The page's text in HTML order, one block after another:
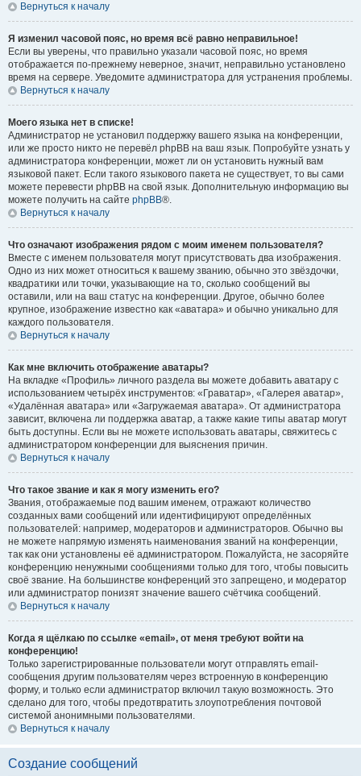
Вернуться к началу
Я изменил часовой пояс, но время всё равно неправильное!
Если вы уверены, что правильно указали часовой пояс, но время
отображается по-прежнему неверное, значит, неправильно установлено
время на сервере. Уведомите администратора для устранения проблемы.
Вернуться к началу
Моего языка нет в списке!
Администратор не установил поддержку вашего языка на конференции,
или же просто никто не перевёл phpBB на ваш язык. Попробуйте узнать у
администратора конференции, может ли он установить нужный вам
языковой пакет. Если такого языкового пакета не существует, то вы сами
можете перевести phpBB на свой язык. Дополнительную информацию вы
можете получить на сайте phpBB®.
Вернуться к началу
Что означают изображения рядом с моим именем пользователя?
Вместе с именем пользователя могут присутствовать два изображения.
Одно из них может относиться к вашему званию, обычно это звёздочки,
квадратики или точки, указывающие на то, сколько сообщений вы
оставили, или на ваш статус на конференции. Другое, обычно более
крупное, изображение известно как «аватара» и обычно уникально для
каждого пользователя.
Вернуться к началу
Как мне включить отображение аватары?
На вкладке «Профиль» личного раздела вы можете добавить аватару с
использованием четырёх инструментов: «Граватар», «Галерея аватар»,
«Удалённая аватара» или «Загружаемая аватара». От администратора
зависит, включена ли поддержка аватар, а также какие типы аватар могут
быть доступны. Если вы не можете использовать аватары, свяжитесь с
администратором конференции для выяснения причин.
Вернуться к началу
Что такое звание и как я могу изменить его?
Звания, отображаемые под вашим именем, отражают количество
созданных вами сообщений или идентифицируют определённых
пользователей: например, модераторов и администраторов. Обычно вы
не можете напрямую изменять наименования званий на конференции,
так как они установлены её администратором. Пожалуйста, не засоряйте
конференцию ненужными сообщениями только для того, чтобы повысить
своё звание. На большинстве конференций это запрещено, и модератор
или администратор понизят значение вашего счётчика сообщений.
Вернуться к началу
Когда я щёлкаю по ссылке «email», от меня требуют войти на
конференцию!
Только зарегистрированные пользователи могут отправлять email-
сообщения другим пользователям через встроенную в конференцию
форму, и только если администратор включил такую возможность. Это
сделано для того, чтобы предотвратить злоупотребления почтовой
системой анонимными пользователями.
Вернуться к началу
Создание сообщений